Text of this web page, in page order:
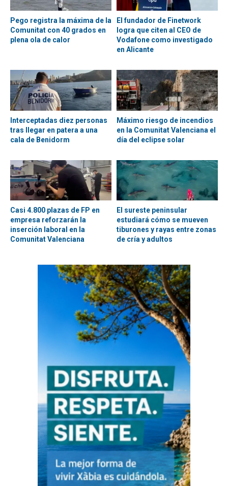
Pego registra la máxima de la
Comunitat con 40 grados en
plena ola de calor
El fundador de Finetwork
logra que citen al CEO de
Vodafone como investigado
en Alicante
Interceptadas diez personas
tras llegar en patera a una
cala de Benidorm
Máximo riesgo de incendios
en la Comunitat Valenciana el
día del eclipse solar
Casi 4.800 plazas de FP en
empresa reforzarán la
inserción laboral en la
Comunitat Valenciana
El sureste peninsular
estudiará cómo se mueven
tiburones y rayas entre zonas
de cría y adultos